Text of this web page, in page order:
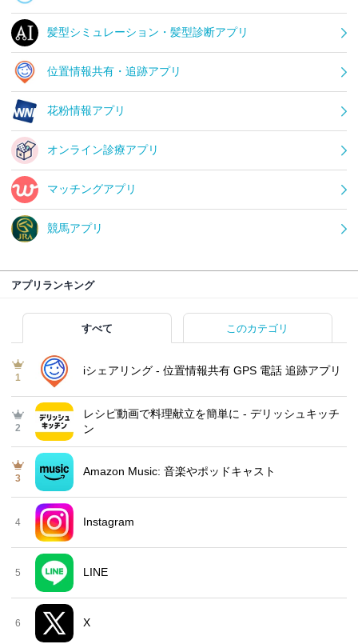
髪型シミュレーション・髪型診断アプリ
位置情報共有・追跡アプリ
花粉情報アプリ
オンライン診療アプリ
マッチングアプリ
競馬アプリ
アプリランキング
すべて このカテゴリ
1
iシェアリング - 位置情報共有 GPS 電話 追跡アプリ
2
レシピ動画で料理献立を簡単‪に - デリッシュキッチ
ン
3
Amazon Music: 音楽やポッドキャスト
4 Instagram
5 LINE
6 X